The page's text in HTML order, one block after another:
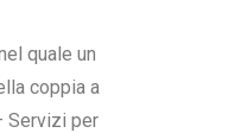
quale un
coppia a
Servizi per